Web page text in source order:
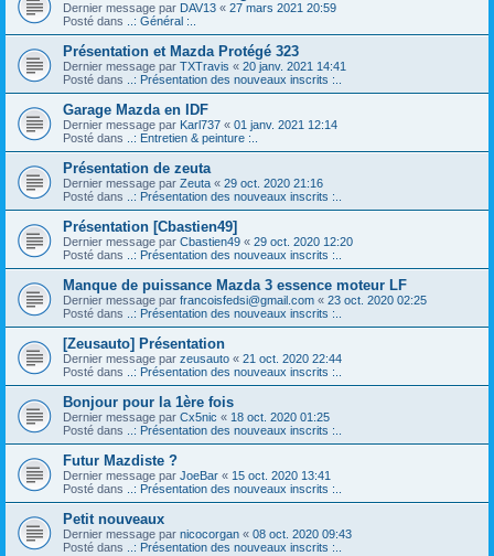
Dernier message par DAV13 « 27 mars 2021 20:59
Posté dans
..: Général :..
Présentation et Mazda Protégé 323
Dernier message par TXTravis « 20 janv. 2021 14:41
Posté dans
..: Présentation des nouveaux inscrits :..
Garage Mazda en IDF
Dernier message par Karl737 « 01 janv. 2021 12:14
Posté dans
..: Entretien & peinture :..
Présentation de zeuta
Dernier message par Zeuta « 29 oct. 2020 21:16
Posté dans
..: Présentation des nouveaux inscrits :..
Présentation [Cbastien49]
Dernier message par Cbastien49 « 29 oct. 2020 12:20
Posté dans
..: Présentation des nouveaux inscrits :..
Manque de puissance Mazda 3 essence moteur LF
Dernier message par francoisfedsi@gmail.com « 23 oct. 2020 02:25
Posté dans
..: Présentation des nouveaux inscrits :..
[Zeusauto] Présentation
Dernier message par zeusauto « 21 oct. 2020 22:44
Posté dans
..: Présentation des nouveaux inscrits :..
Bonjour pour la 1ère fois
Dernier message par Cx5nic « 18 oct. 2020 01:25
Posté dans
..: Présentation des nouveaux inscrits :..
Futur Mazdiste ?
Dernier message par JoeBar « 15 oct. 2020 13:41
Posté dans
..: Présentation des nouveaux inscrits :..
Petit nouveaux
Dernier message par nicocorgan « 08 oct. 2020 09:43
Posté dans
..: Présentation des nouveaux inscrits :..